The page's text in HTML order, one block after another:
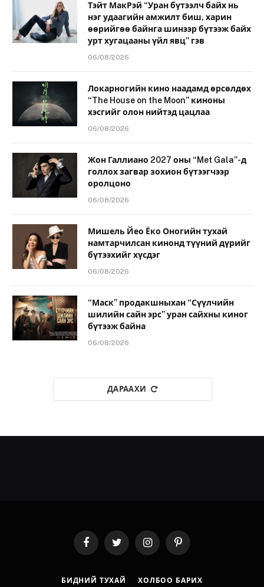
Тэйт МакРэй “Уран бүтээлч байх нь
нэг удаагийн амжилт биш, харин
өөрийгөө байнга шинээр бүтээж байх
урт хугацааны үйл явц” гэв
06/08/2026
Локарногийн кино наадамд өрсөлдөх
“The House on the Moon” киноны
хэсгийг олон нийтэд цацлаа
06/08/2026
Жон Галлиано 2027 оны “Met Gala”-д
голлох загвар зохион бүтээгчээр
оролцоно
06/08/2026
Мишель Йео Ёко Оногийн тухай
намтарчилсан кинонд түүний дүрийг
бүтээхийг хүсдэг
06/08/2026
“Маск” продакшныхан “Сүүлчийн
шилийн сайн эрс” уран сайхны киног
бүтээж байна
06/08/2026
ДАРААХИ
FacebookTwitter InstagramPinterest
БИДНИЙ ТУХАЙ ХОЛБОО БАРИХ